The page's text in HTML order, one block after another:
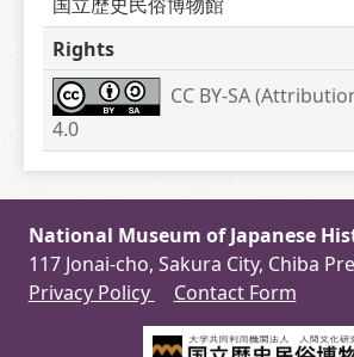
Rights
CC BY-SA
4.0
National Museum of Japanese
117 Jonai-cho, Sakura City, Chiba
Privacy Policy
Contact Form